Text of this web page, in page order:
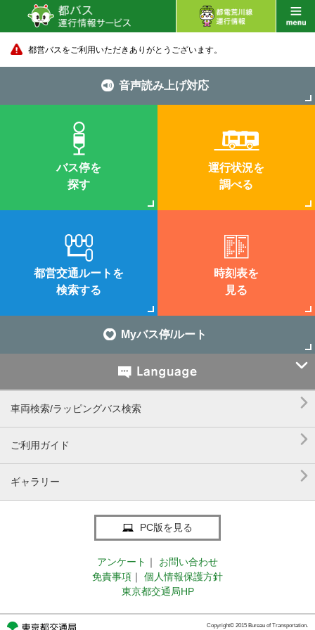
都営バスをご利用いただきありがとうございます。
音声読み上げ対応
バス停を
探す
運行状況を
調べる
都営交通ルートを
検索する
時刻表を
見る
Myバス停/ルート

車両検索/ラッピングバス検索 
ご利用ガイド 
ギャラリー 
PC版を見る
アンケート ｜
お問い合わせ
免責事項 ｜
個人情報保護方針
東京都交通局HP
Copyright© 2015 Bureau of Transportation.